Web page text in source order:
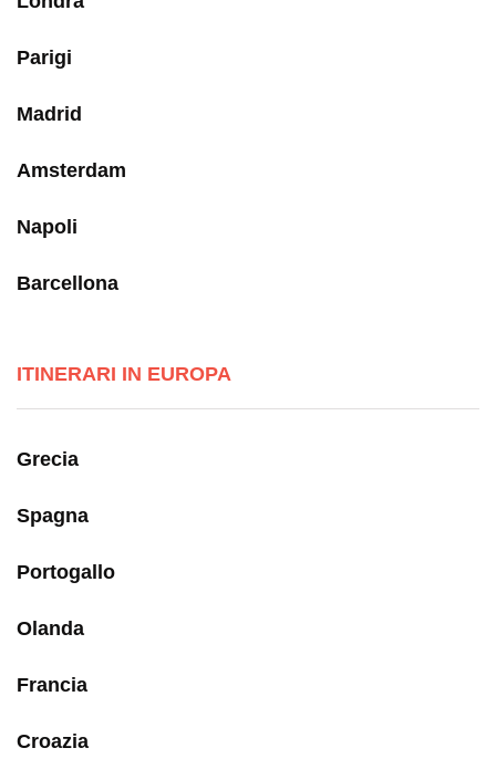
Parigi
Madrid
Amsterdam
Napoli
Barcellona
ITINERARI IN EUROPA
Grecia
Spagna
Portogallo
Olanda
Francia
Croazia